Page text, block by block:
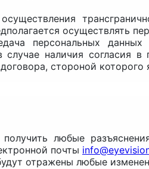
осуществлять
персональных
случае наличия согласия
стороной которого
получить любые
почты
отражены любые